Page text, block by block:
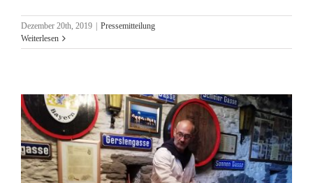
Dezember 20th, 2019 | Pressemitteilung
Weiterlesen